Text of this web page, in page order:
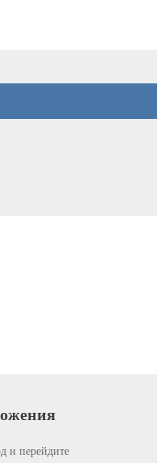
и перейдите